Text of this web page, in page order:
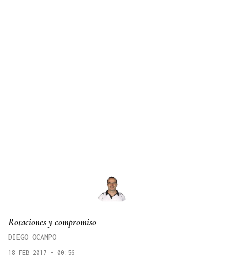
Rotaciones y compromiso
DIEGO OCAMPO
18 FEB 2017 - 00:56